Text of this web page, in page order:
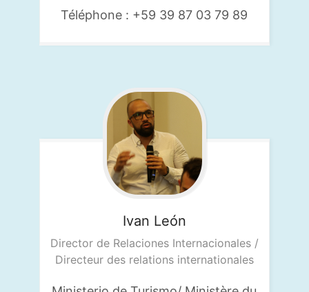
Téléphone : +59 39 87 03 79 89
Ivan León
Director de Relaciones Internacionales /
Directeur des relations internationales